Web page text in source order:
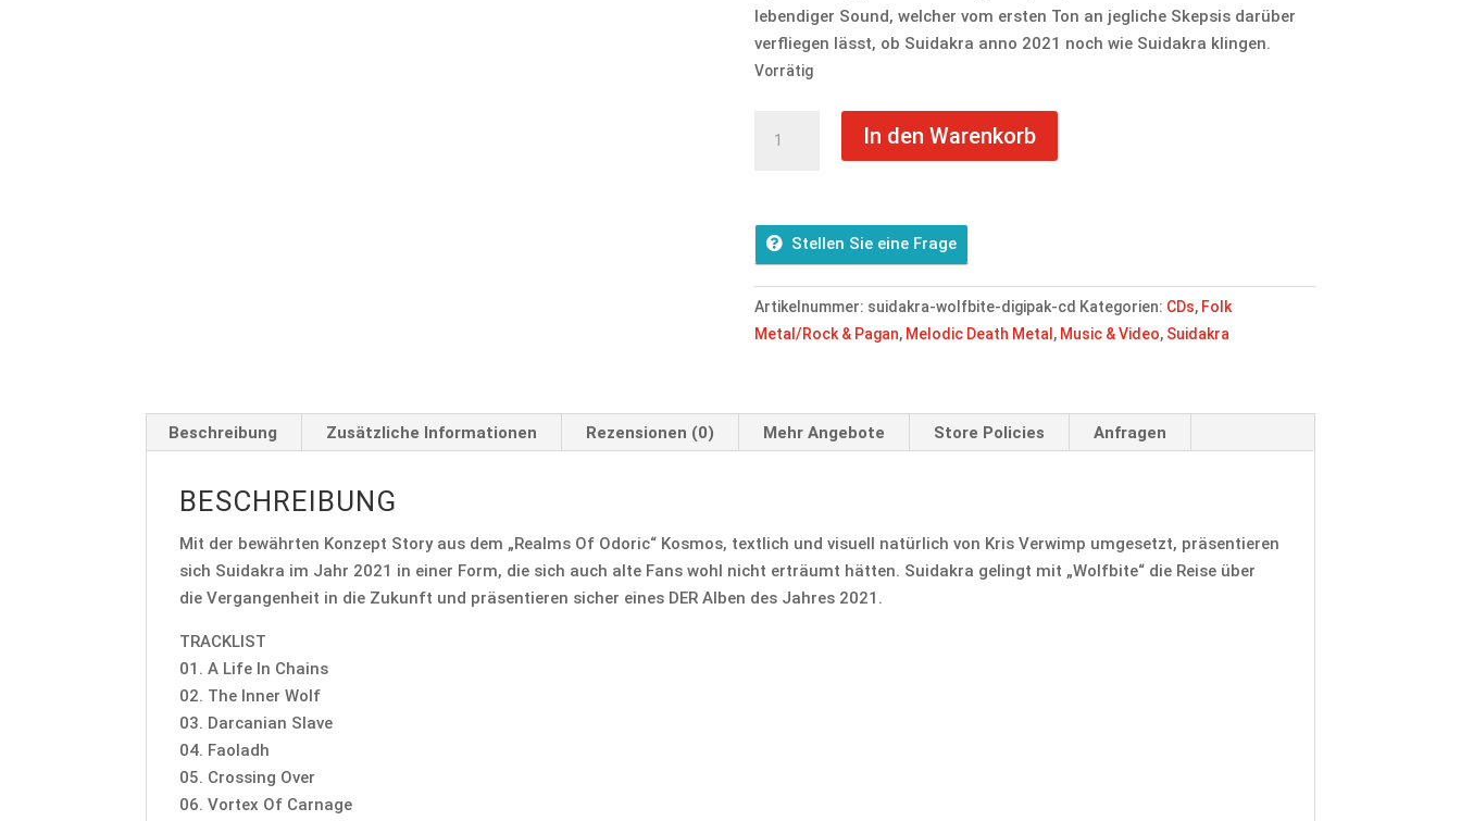
lebendiger Sound, welcher vom ersten Ton an jegliche Skepsis darüber
verfliegen lässt, ob Suidakra anno 2021 noch wie Suidakra klingen.
Vorrätig
DigiPak
CD
Menge
In den Warenkorb
Stellen Sie eine Frage
Artikelnummer: suidakra-wolfbite-digipak-cd Kategorien: CDs, Folk
Metal/Rock & Pagan, Melodic Death Metal , Music & Video, Suidakra
Beschreibung Zusätzliche Informationen Rezensionen (0) Mehr Angebote Store Policies Anfragen
BESCHREIBUNG
Mit der bewährten Konzept Story aus dem „Realms Of Odoric“ Kosmos, textlich und visuell natürlich von Kris Verwimp umgesetzt, präsentieren
sich Suidakra im Jahr 2021 in einer Form, die sich auch alte Fans wohl nicht erträumt hätten. Suidakra gelingt mit „Wolfbite“ die Reise über
die Vergangenheit in die Zukunft und präsentieren sicher eines DER Alben des Jahres 2021.
TRACKLIST
01. A Life In Chains
02. The Inner Wolf
03. Darcanian Slave
04. Faoladh
05. Crossing Over
06. Vortex Of Carnage